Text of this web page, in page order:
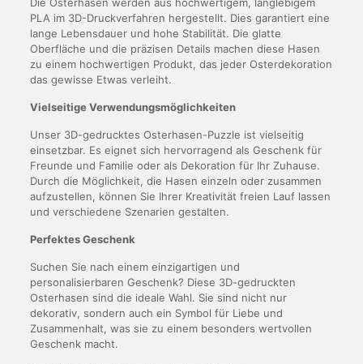
PLA im 3D-Druckverfahren hergestellt. Dies garantiert eine
lange Lebensdauer und hohe Stabilität. Die glatte
Oberfläche und die präzisen Details machen diese Hasen
zu einem hochwertigen Produkt, das jeder Osterdekoration
das gewisse Etwas verleiht.
Vielseitige Verwendungsmöglichkeiten
Unser 3D-gedrucktes Osterhasen-Puzzle ist vielseitig
einsetzbar. Es eignet sich hervorragend als Geschenk für
Freunde und Familie oder als Dekoration für Ihr Zuhause.
Durch die Möglichkeit, die Hasen einzeln oder zusammen
aufzustellen, können Sie Ihrer Kreativität freien Lauf lassen
und verschiedene Szenarien gestalten.
Perfektes Geschenk
Suchen Sie nach einem einzigartigen und
personalisierbaren Geschenk? Diese 3D-gedruckten
Osterhasen sind die ideale Wahl. Sie sind nicht nur
dekorativ, sondern auch ein Symbol für Liebe und
Zusammenhalt, was sie zu einem besonders wertvollen
Geschenk macht.